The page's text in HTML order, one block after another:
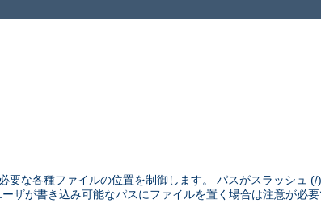
要な各種ファイルの位置を制御します。 パスがスラッシュ
ザが書き込み可能なパスにファイルを置く場合は注意が必